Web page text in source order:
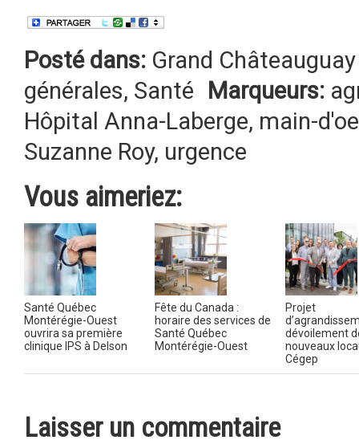
Posté dans: Grand
générales, Santé Marqueurs:
Hôpital Anna-Laberge, main-
Suzanne Roy, urgence
Vous aimeriez:
Santé Québec
Montérégie-Ouest
ouvrira sa première
clinique IPS à Delson
Fête du Canada :
horaire des services de
Santé Québec
Montérégie-Ouest
Projet
dévoilement
nouveaux
Cégep
Laisser un commentaire